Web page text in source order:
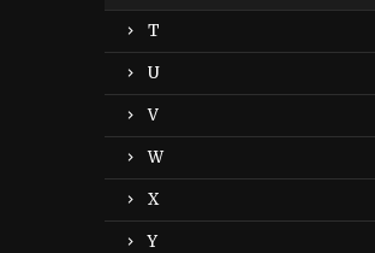
T
U
V
W
X
Y